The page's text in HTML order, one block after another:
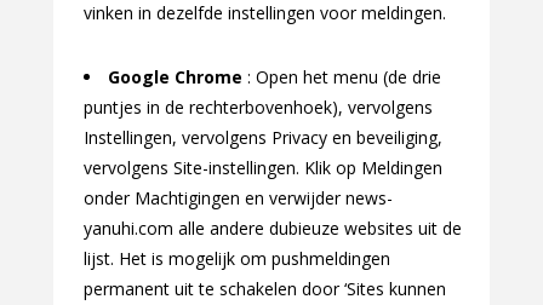
vinken in dezelfde instellingen voor meldingen.
Google Chrome : Open het menu (de drie
puntjes in de rechterbovenhoek), vervolgens
Instellingen, vervolgens Privacy en beveiliging,
vervolgens Site-instellingen. Klik op Meldingen
onder Machtigingen en verwijder news-
yanuhi.com alle andere dubieuze websites uit de
lijst. Het is mogelijk om pushmeldingen
permanent uit te schakelen door ‘Sites kunnen